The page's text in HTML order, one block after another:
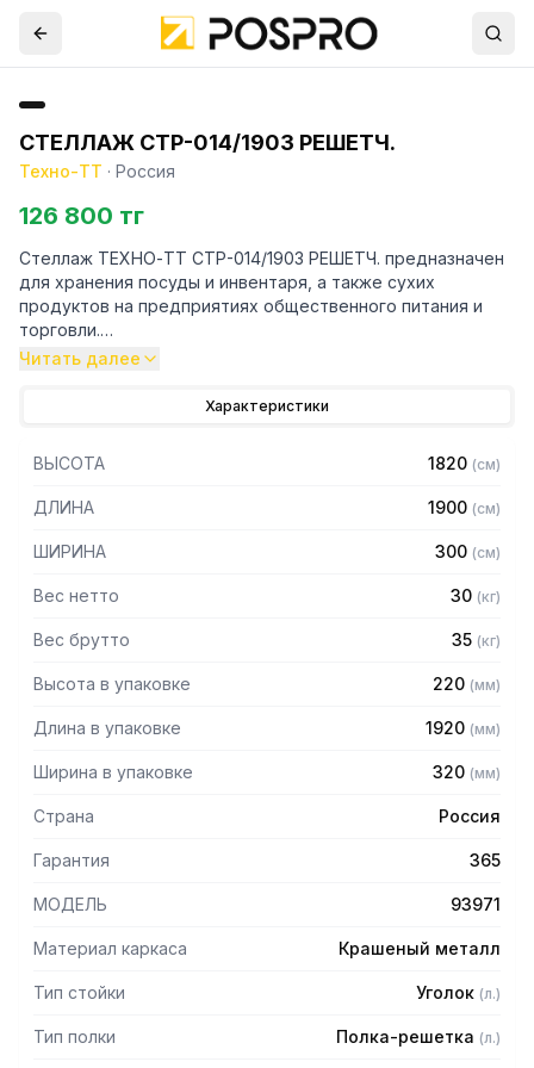
СТЕЛЛАЖ СТР-014/1903 РЕШЕТЧ.
Техно-ТТ · Россия
126 800 тг
Стеллаж ТЕХНО-ТТ СТР-014/1903 РЕШЕТЧ. предназначен
для хранения посуды и инвентаря, а также сухих
продуктов на предприятиях общественного питания и
торговли.
порошковой краской серого цвета
— Четыре решетчатые полки из нержавеющей стали
марки AISI 430 толщиной 0,8 мм
— Расстояние между полками регулируемое с шагом 50
— Регулируемые опоры
Читать далее
Характеристики
ВЫСОТА 1820 (см)
ДЛИНА 1900 (см)
ШИРИНА 300 (см)
Вес нетто 30 (кг)
Вес брутто 35 (кг)
Высота в упаковке 220 (мм)
Длина в упаковке 1920 (мм)
Ширина в упаковке 320 (мм)
Страна Россия
Гарантия 365
МОДЕЛЬ 93971
Материал каркаса Крашеный металл
Тип стойки Уголок (л.)
Тип полки Полка-решетка (л.)